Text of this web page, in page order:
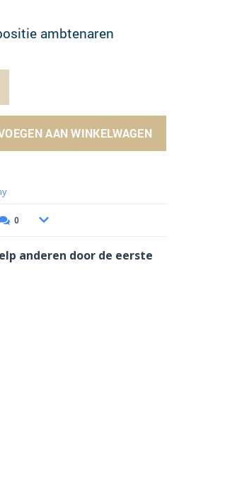
ambtenaren
AAN WINKELWAGEN
0
anderen door de eerste